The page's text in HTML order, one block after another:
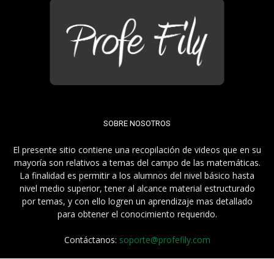
SOBRE NOSOTROS
El presente sitio contiene una recopilación de videos que en su
mayoría son relativos a temas del campo de las matemáticas.
La finalidad es permitir a los alumnos del nivel básico hasta
nivel medio superior, tener al alcance material estructurado
por temas, y con ello logren un aprendizaje mas detallado
para obtener el conocimiento requerido.
Contáctanos: soporte@profefily.com